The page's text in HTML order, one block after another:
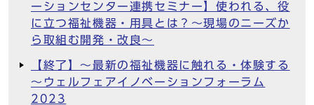
ーションセンター連携セミナー】使われる、役
に立つ福祉機器・用具とは？～現場のニーズか
ら取組む開発・改良～
【終了】～最新の福祉機器に触れる・体験する
～ウェルフェアイノベーションフォーラム
2023